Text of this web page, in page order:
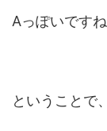
Aっぽいですね
ということで、